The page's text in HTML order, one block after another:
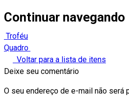
Continuar navegando
Troféu
Quadro
Voltar para a lista de itens
Deixe seu comentário
O seu endereço de e-mail não será